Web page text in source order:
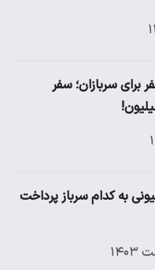
برای سربازان؛ سفر
میلیونی به کدام سرباز پرداخت